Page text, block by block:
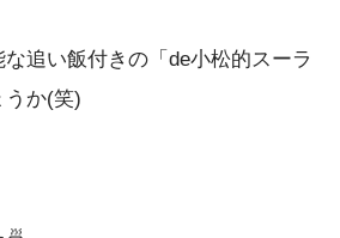
追い飯付きの「de小松的スーラ
うか(笑)